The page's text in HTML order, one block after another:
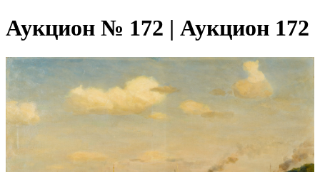
Аукцион № 172 | Аукцион 172